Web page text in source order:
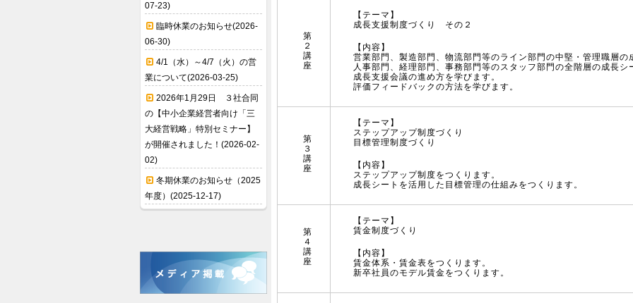
第
２
講
座
【テーマ】
成長支援制度づくり その２
【内容】
営業部門、製造部門、物流部門等のライン部門の中堅・管理職層の
人事部門、経理部門、事務部門等のスタッフ部門の全階層の成長シ
成長支援会議の進め方を学びます。
評価フィードバックの方法を学びます。
第
３
講
座
【テーマ】
ステップアップ制度づくり
目標管理制度づくり
【内容】
ステップアップ制度をつくります。
成長シートを活用した目標管理の仕組みをつくります。
第
４
講
座
【テーマ】
賃金制度づくり
【内容】
賃金体系・賃金表をつくります。
新卒社員のモデル賃金をつくります。
07-23)
臨時休業のお知らせ(2026-
06-30)
4/1（水）～4/7（火）の営
業について(2026-03-25)
2026年1月29日 ３社合同
の【中小企業経営者向け「三
大経営戦略」特別セミナー】
が開催されました！(2026-02-
02)
冬期休業のお知らせ（2025
年度）(2025-12-17)